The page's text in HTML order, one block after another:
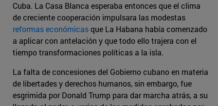
Cuba. La Casa Blanca esperaba entonces que el clima
de creciente cooperación impulsara las modestas
reformas económicasque La Habana había comenzado
a aplicar con antelación y que todo ello trajera con el
tiempo transformaciones políticas a la isla.
La falta de concesiones del Gobierno cubano en materia
de libertades y derechos humanos, sin embargo, fue
esgrimida por Donald Trump para dar marcha atrás, a su